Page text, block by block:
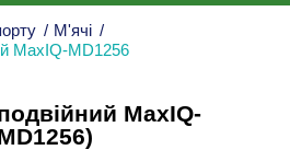
/ М'ячі /
MaxIQ-MD1256
MaxIQ-